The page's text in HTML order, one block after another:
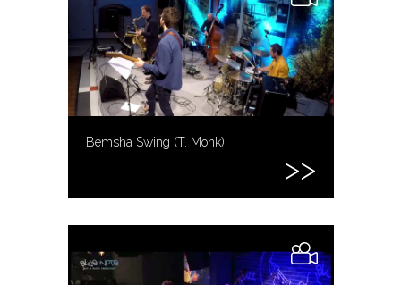
Bemsha Swing (T. Monk)